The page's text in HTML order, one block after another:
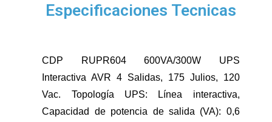
Especificaciones Tecnicas
CDP RUPR604 600VA/300W UPS
Interactiva AVR 4 Salidas, 175 Julios, 120
Vac. Topología UPS: Línea interactiva,
Capacidad de potencia de salida (VA): 0,6